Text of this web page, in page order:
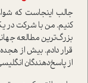
جالب اینجاست که
کنیم. من با شرکت در
بزرگ‌ترین مطالعه
از پاسخ‌دهندگان